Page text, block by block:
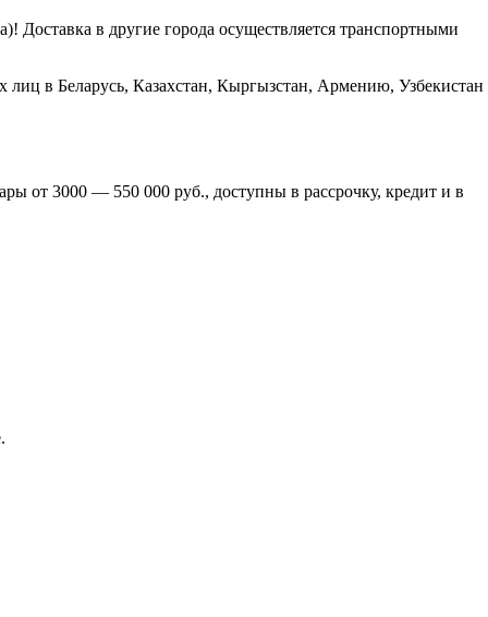
Доставка в другие города осуществляется транспортными
лиц в Беларусь, Казахстан, Кыргызстан, Армению, Узбекистан
от 3000 — 550 000 руб., доступны в рассрочку, кредит и в